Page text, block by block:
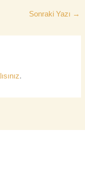
Sonraki Yazı →
.